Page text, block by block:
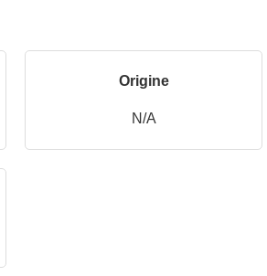
Origine
N/A